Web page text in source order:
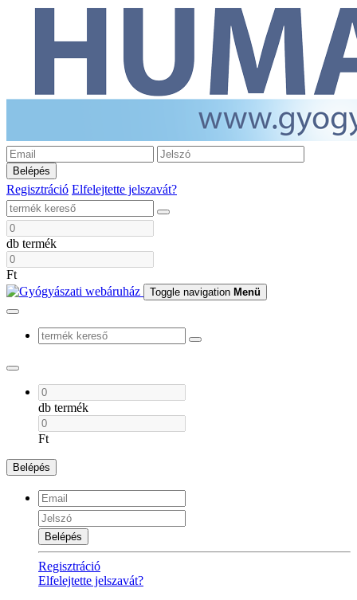
Belépés
Regisztráció Elfelejtette jelszavát?
db termék
Ft
Toggle navigation Menü
db termék
Ft
Belépés
Belépés
Regisztráció
Elfelejtette jelszavát?